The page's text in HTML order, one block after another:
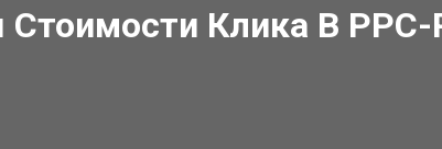
Клика В